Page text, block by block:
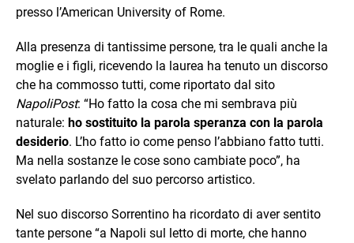
presso l’American University of Rome.
Alla presenza di tantissime persone, tra le quali anche la
moglie e i figli, ricevendo la laurea ha tenuto un discorso
che ha commosso tutti, come riportato dal sito
NapoliPost: “Ho fatto la cosa che mi sembrava più
naturale: ho sostituito la parola speranza con la parola
desiderio. L’ho fatto io come penso l’abbiano fatto tutti.
Ma nella sostanze le cose sono cambiate poco”, ha
svelato parlando del suo percorso artistico.
Nel suo discorso Sorrentino ha ricordato di aver sentito
tante persone “a Napoli sul letto di morte, che hanno